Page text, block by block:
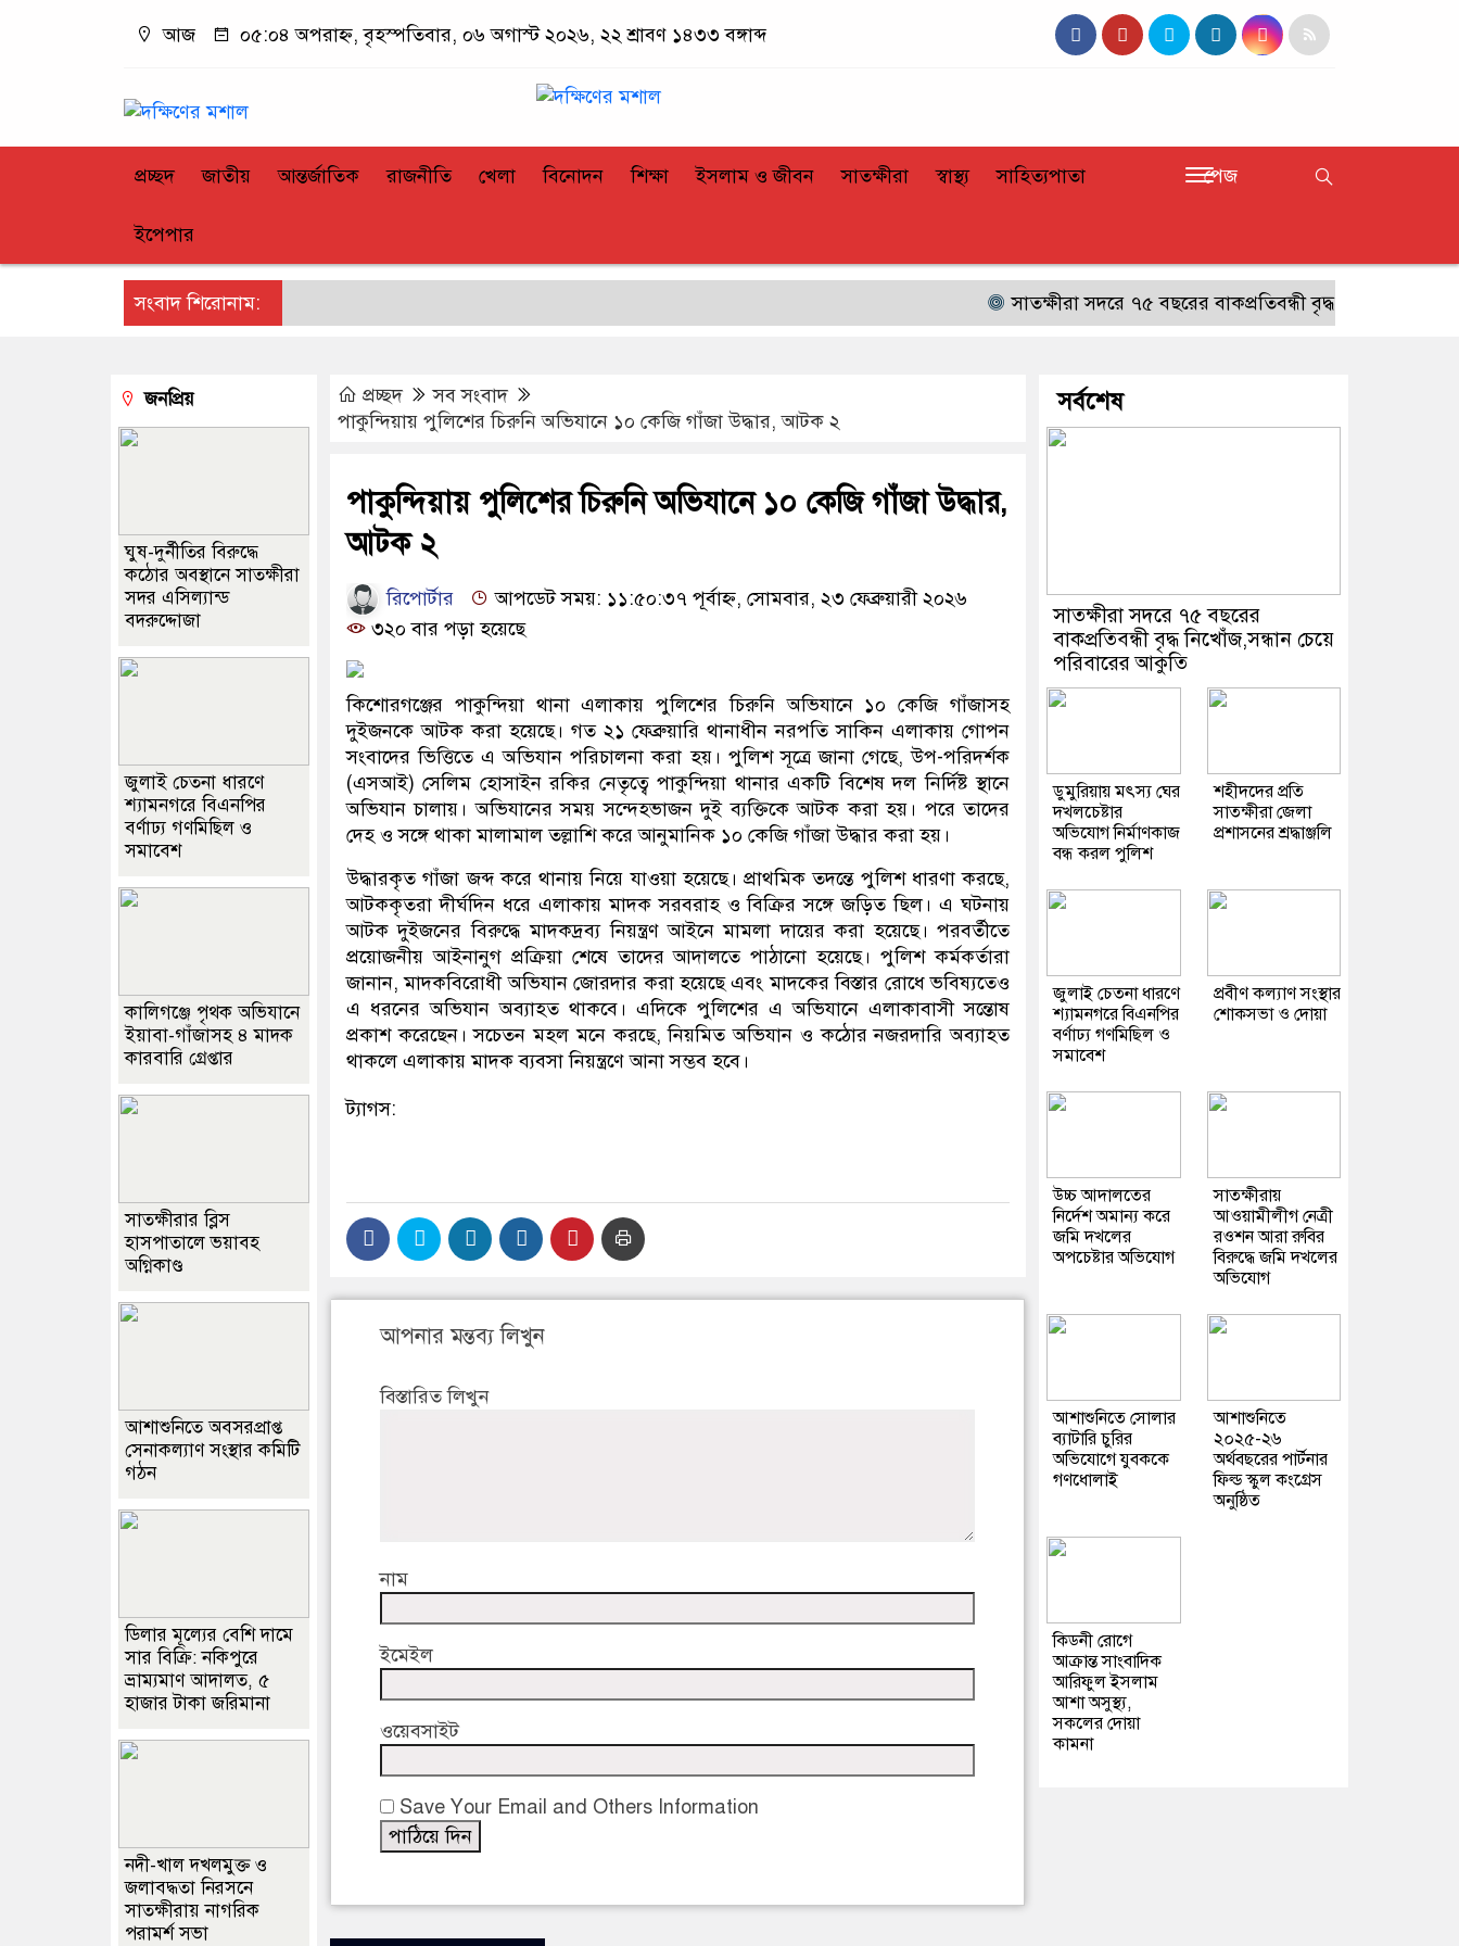
আজ ০৫:০৪ অপরাহ্ন, বৃহস্পতিবার, ০৬ অগাস্ট ২০২৬, ২২ শ্রাবণ ১৪৩৩ বঙ্গাব্দ
প্রচ্ছদ জাতীয় আন্তর্জাতিক রাজনীতি খেলা বিনোদন শিক্ষা ইসলাম ও জীবন সাতক্ষীরা স্বাস্থ্য সাহিত্যপাতা
ইপেপার
পেজ
সংবাদ শিরোনাম: সাতক্ষীরা সদরে ৭৫ বছরের বাকপ্রতিবন্ধী বৃদ্ধ নিখোঁজ,সন্ধান
প্রচ্ছদ
সব সংবাদ
পাকুন্দিয়ায় পুলিশের চিরুনি অভিযানে ১০ কেজি গাঁজা উদ্ধার, আটক ২
পাকুন্দিয়ায় পুলিশের চিরুনি অভিযানে ১০ কেজি গাঁজা উদ্ধার,
আটক ২
রিপোর্টার
আপডেট সময়: ১১:৫০:৩৭ পূর্বাহ্ন, সোমবার, ২৩ ফেব্রুয়ারী ২০২৬
৩২০ বার পড়া হয়েছে
কিশোরগঞ্জের পাকুন্দিয়া থানা এলাকায় পুলিশের চিরুনি অভিযানে ১০ কেজি গাঁজাসহ
দুইজনকে আটক করা হয়েছে। গত ২১ ফেব্রুয়ারি থানাধীন নরপতি সাকিন এলাকায় গোপন
সংবাদের ভিত্তিতে এ অভিযান পরিচালনা করা হয়। পুলিশ সূত্রে জানা গেছে, উপ-পরিদর্শক
(এসআই) সেলিম হোসাইন রকির নেতৃত্বে পাকুন্দিয়া থানার একটি বিশেষ দল নির্দিষ্ট স্থানে
অভিযান চালায়। অভিযানের সময় সন্দেহভাজন দুই ব্যক্তিকে আটক করা হয়। পরে তাদের
দেহ ও সঙ্গে থাকা মালামাল তল্লাশি করে আনুমানিক ১০ কেজি গাঁজা উদ্ধার করা হয়।
উদ্ধারকৃত গাঁজা জব্দ করে থানায় নিয়ে যাওয়া হয়েছে। প্রাথমিক তদন্তে পুলিশ ধারণা করছে,
আটককৃতরা দীর্ঘদিন ধরে এলাকায় মাদক সরবরাহ ও বিক্রির সঙ্গে জড়িত ছিল। এ ঘটনায়
আটক দুইজনের বিরুদ্ধে মাদকদ্রব্য নিয়ন্ত্রণ আইনে মামলা দায়ের করা হয়েছে। পরবর্তীতে
প্রয়োজনীয় আইনানুগ প্রক্রিয়া শেষে তাদের আদালতে পাঠানো হয়েছে। পুলিশ কর্মকর্তারা
জানান, মাদকবিরোধী অভিযান জোরদার করা হয়েছে এবং মাদকের বিস্তার রোধে ভবিষ্যতেও
এ ধরনের অভিযান অব্যাহত থাকবে। এদিকে পুলিশের এ অভিযানে এলাকাবাসী সন্তোষ
প্রকাশ করেছেন। সচেতন মহল মনে করছে, নিয়মিত অভিযান ও কঠোর নজরদারি অব্যাহত
থাকলে এলাকায় মাদক ব্যবসা নিয়ন্ত্রণে আনা সম্ভব হবে।
ট্যাগস:
আপনার মন্তব্য লিখুন
বিস্তারিত লিখুন
নাম
ইমেইল
ওয়েবসাইট
Save Your Email and Others Information
জনপ্রিয়
ঘুষ-দুর্নীতির বিরুদ্ধে
কঠোর অবস্থানে সাতক্ষীরা
সদর এসিল্যান্ড
বদরুদ্দোজা
জুলাই চেতনা ধারণে
শ্যামনগরে বিএনপির
বর্ণাঢ্য গণমিছিল ও
সমাবেশ
কালিগঞ্জে পৃথক অভিযানে
ইয়াবা-গাঁজাসহ ৪ মাদক
কারবারি গ্রেপ্তার
সাতক্ষীরার ব্লিস
হাসপাতালে ভয়াবহ
অগ্নিকাণ্ড
আশাশুনিতে অবসরপ্রাপ্ত
সেনাকল্যাণ সংস্থার কমিটি
গঠন
ডিলার মূল্যের বেশি দামে
সার বিক্রি: নকিপুরে
ভ্রাম্যমাণ আদালত, ৫
হাজার টাকা জরিমানা
নদী-খাল দখলমুক্ত ও
জলাবদ্ধতা নিরসনে
সাতক্ষীরায় নাগরিক
পরামর্শ সভা
সর্বশেষ
সাতক্ষীরা সদরে ৭৫ বছরের
বাকপ্রতিবন্ধী বৃদ্ধ নিখোঁজ,সন্ধান চেয়ে
পরিবারের আকুতি
ডুমুরিয়ায় মৎস্য ঘের
দখলচেষ্টার
অভিযোগ নির্মাণকাজ
বন্ধ করল পুলিশ
শহীদদের প্রতি
সাতক্ষীরা জেলা
প্রশাসনের শ্রদ্ধাঞ্জলি
জুলাই চেতনা ধারণে
শ্যামনগরে বিএনপির
বর্ণাঢ্য গণমিছিল ও
সমাবেশ
প্রবীণ কল্যাণ সংস্থার
শোকসভা ও দোয়া
উচ্চ আদালতের
নির্দেশ অমান্য করে
জমি দখলের
অপচেষ্টার অভিযোগ
সাতক্ষীরায়
আওয়ামীলীগ নেত্রী
রওশন আরা রুবির
বিরুদ্ধে জমি দখলের
অভিযোগ
আশাশুনিতে সোলার
ব্যাটারি চুরির
অভিযোগে যুবককে
গণধোলাই
আশাশুনিতে
২০২৫-২৬
অর্থবছরের পার্টনার
ফিল্ড স্কুল কংগ্রেস
অনুষ্ঠিত
কিডনী রোগে
আক্রান্ত সাংবাদিক
আরিফুল ইসলাম
আশা অসুস্থ্য,
সকলের দোয়া
কামনা